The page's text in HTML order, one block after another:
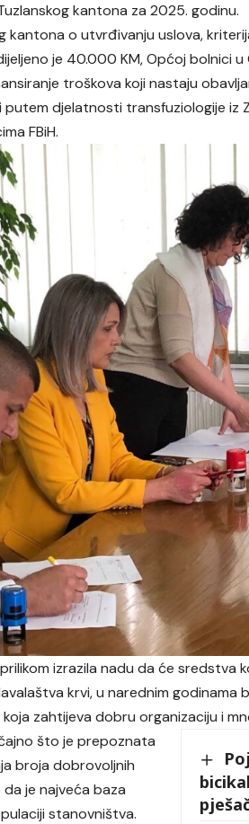
kantona za 2025. godinu.
kantona o utvrđivanju uslova,
je 40.000 KM, Općoj bolnici
troškova koji nastaju
djelatnosti transfuziologije iz
FBiH.
izrazila nadu da će sredstva
krvi, u narednim godinama
zahtijeva dobru organizaciju i
što je prepoznata
broja dobrovoljnih
je najveća baza
stanovništva.